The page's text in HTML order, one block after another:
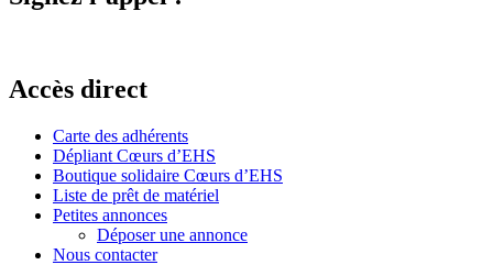
Accès direct
Carte des adhérents
Dépliant Cœurs d’EHS
Boutique solidaire Cœurs d’EHS
Liste de prêt de matériel
Petites annonces
Déposer une annonce
Nous contacter